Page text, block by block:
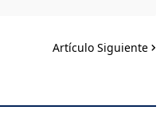
Artículo Siguiente